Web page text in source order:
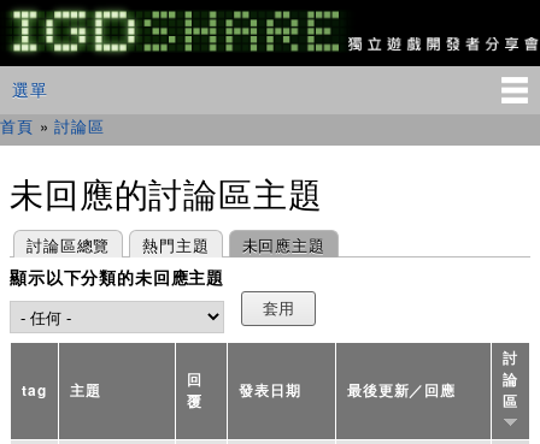
移
至
主
IGDSHARE
獨
遊
發
會
主選單
選單
您在這裡
首頁 »討論區
未回應的討論區主題
主要索引標籤
討論區總覽 熱門主題 未回應主題
(作用中頁籤)
顯示以下分類的未回應主題
tag 主題
回
覆
發表日期 最後更新／回應
討
論
區